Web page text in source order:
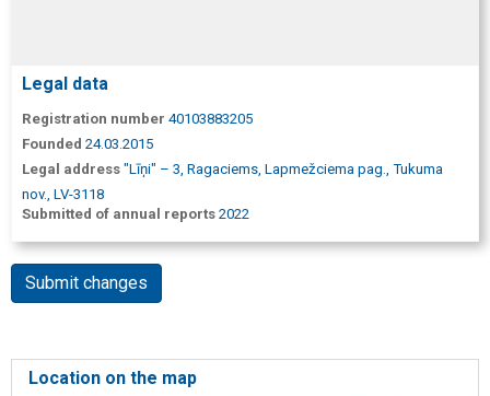
Legal data
Registration number 40103883205
Founded 24.03.2015
Legal address "Līņi" – 3, Ragaciems, Lapmežciema pag., Tukuma
nov., LV-3118
Submitted of annual reports 2022
Submit changes
Location on the map